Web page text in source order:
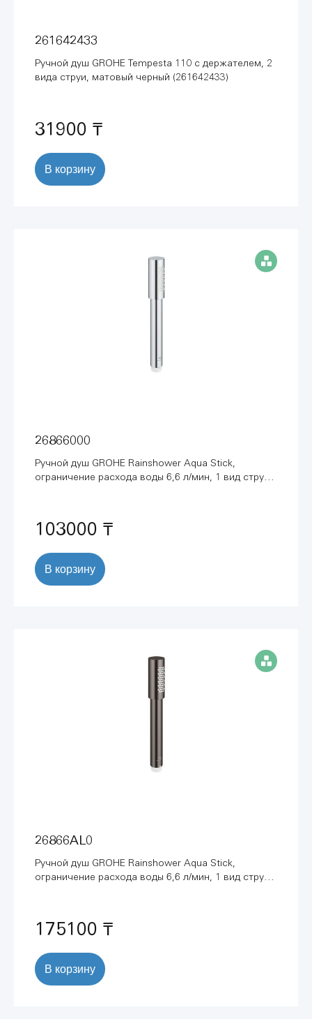
261642433
Ручной душ GROHE Tempesta 110 с держателем, 2
вида струи, матовый черный (261642433)
31900 ₸
В корзину
26866000
Ручной душ GROHE Rainshower Aqua Stick,
ограничение расхода воды 6,6 л/мин, 1 вид струи,
103000 ₸
В корзину
26866AL0
Ручной душ GROHE Rainshower Aqua Stick,
ограничение расхода воды 6,6 л/мин, 1 вид струи,
175100 ₸
В корзину